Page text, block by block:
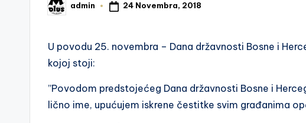
Posted
by
admin 24 Novembra, 2018
U povodu 25. novembra – Dana državnosti Bosne i
kojoj stoji:
”Povodom predstojećeg Dana državnosti Bosne i
lično ime, upućujem iskrene čestitke svim građanima